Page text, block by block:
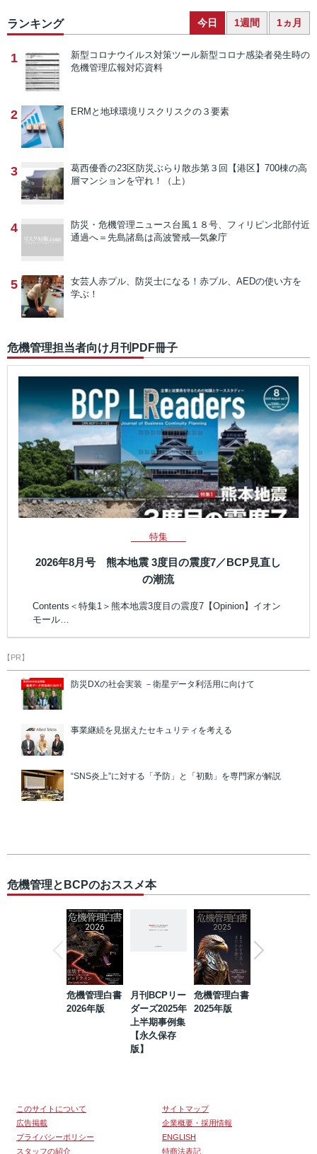
ランキング 今日 1週間 1ヵ月
1 新型コロナウイルス対策ツール新型コロナ感染者発生時の
危機管理広報対応資料
2 ERMと地球環境リスク リスクの３要素
3 葛西優香の23区防災ぶらり散歩第３回【港区】700棟の高
層マンションを守れ！（上）
4 防災・危機管理ニュース台風１８号、フィリピン北部付近
通過へ＝先島諸島は高波警戒―気象庁
5 女芸人赤プル、防災士になる！ 赤プル、AEDの使い方を
学ぶ！
危機管理担当者向け月刊PDF冊子
特集
2026年8月号 熊本地震 3度目の震度7／BCP見直し
の潮流
Contents＜特集1＞熊本地震3度目の震度7【Opinion】イオン
モール…
【PR】
防災DXの社会実装 －衛星データ利活用に向けて
事業継続を見据えたセキュリティを考える
“SNS炎上”に対する「予防」と「初動」を専門家が解説
危機管理とBCPのおススメ本
危機管理白書
2026年版
月刊BCPリー
ダーズ2025年
上半期事例集
【永久保存
版】
危機管理白書
2025年版
このサイトについて
サイトマップ
広告掲載
企業概要・採用情報
プライバシーポリシー
ENGLISH
スタッフの紹介
特商法表記